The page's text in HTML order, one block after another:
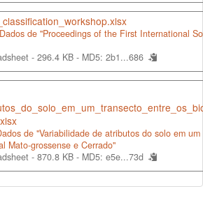
Dados de "Proceedings of the First International
- 296.4 KB - MD5: 2b1...686
de "Variabilidade de atributos do solo em
Mato-grossense e Cerrado"
- 870.8 KB - MD5: e5e...73d